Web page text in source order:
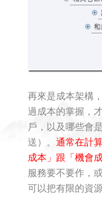
再來是成本架構
過成本的掌握，
戶，以及哪些會
送）。 通常在計
成本」跟「機會成
服務要不要作，
可以把有限的資